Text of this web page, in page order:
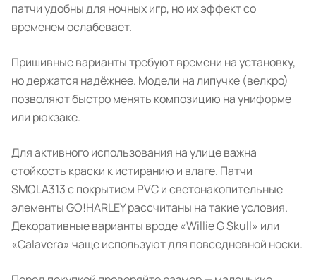
патчи удобны для ночных игр, но их эффект со
временем ослабевает.
Пришивные варианты требуют времени на установку,
но держатся надёжнее. Модели на липучке (велкро)
позволяют быстро менять композицию на униформе
или рюкзаке.
Для активного использования на улице важна
стойкость краски к истиранию и влаге. Патчи
SMOLA313 с покрытием PVC и светонакопительные
элементы GO!HARLEY рассчитаны на такие условия.
Декоративные варианты вроде «Willie G Skull» или
«Calavera» чаще используют для повседневной носки.